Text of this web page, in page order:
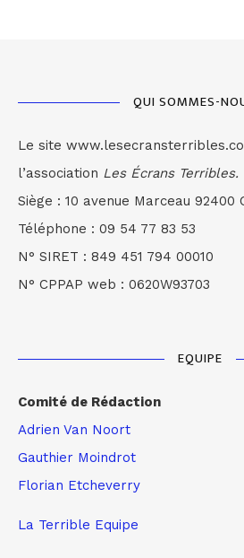
QUI SOMMES-
Le site
l’association Les Écrans Terribles.
Siège : 10 avenue Marceau 92400
Téléphone : 09 54 77 83 53
N° SIRET : 849 451 794 00010
N° CPPAP web : 0620W93703
EQUIPE
Comité de Rédaction
Adrien Van Noort
Gauthier Moindrot
Florian Etcheverry
La Terrible Equipe